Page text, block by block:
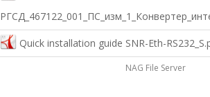
Quick installation guide SNR-Eth-
NAG File Server